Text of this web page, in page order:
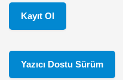
Kayıt Ol
Yazıcı Dostu Sürüm